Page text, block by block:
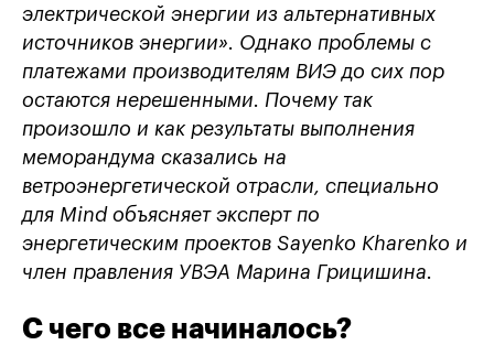
электрической энергии из альтернативных
источников энергии». Однако проблемы с
платежами производителям ВИЭ до сих пор
остаются нерешенными. Почему так
произошло и как результаты выполнения
меморандума сказались на
ветроэнергетической отрасли, специально
для Mind объясняет эксперт по
энергетическим проектов Sayenko Kharenko и
член правления УВЭА Марина Грицишина.
С чего все начиналось?